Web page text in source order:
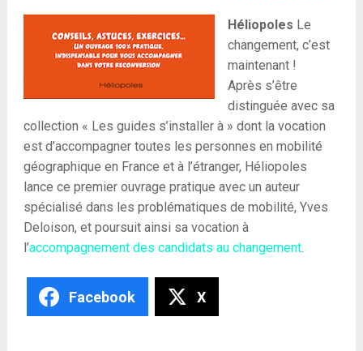
Héliopoles Le
changement, c’est
maintenant !
Après s’être
distinguée avec sa
collection « Les guides s’installer à » dont la vocation
est d’accompagner toutes les personnes en mobilité
géographique en France et à l’étranger, Héliopoles
lance ce premier ouvrage pratique avec un auteur
spécialisé dans les problématiques de mobilité, Yves
Deloison, et poursuit ainsi sa vocation à
l’accompagnement des candidats au changement.
Facebook X